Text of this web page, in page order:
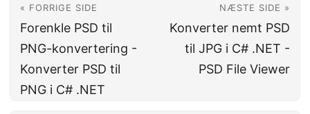
« FORRIGE SIDE
Forenkle PSD til
PNG-konvertering -
Konverter PSD til
PNG i C# .NET
NÆSTE SIDE »
Konverter nemt PSD
til JPG i C# .NET -
PSD File Viewer